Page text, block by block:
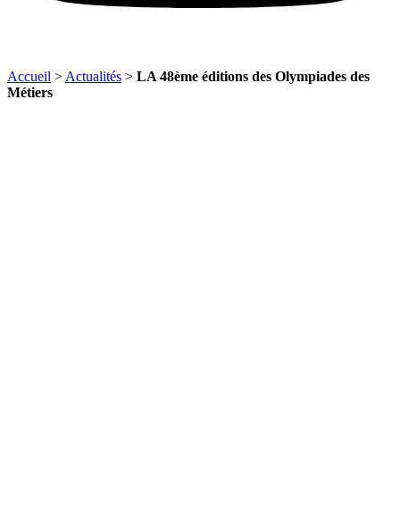
Accueil > Actualités > LA 48ème éditions des Olympiades des
Métiers